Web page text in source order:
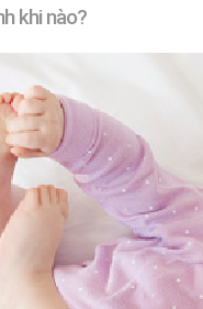
khi nào?